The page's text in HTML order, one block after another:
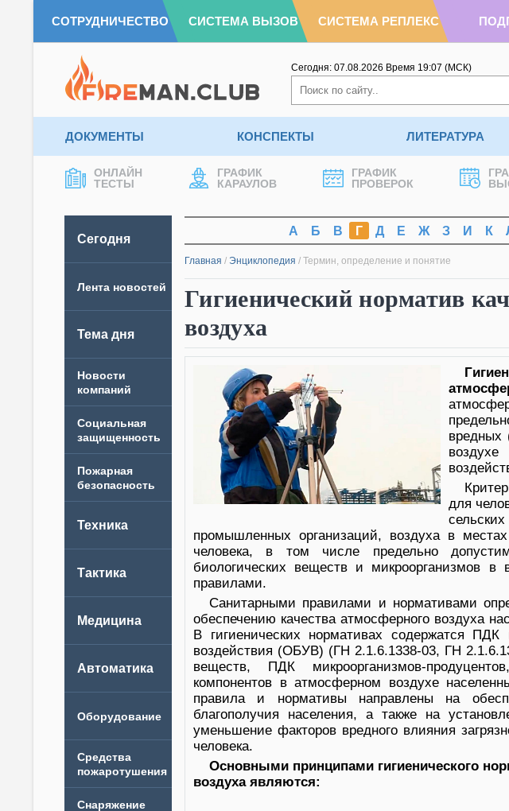
СОТРУДНИЧЕСТВО СИСТЕМА ВЫЗОВ СИСТЕМА РЕПЛЕКС
Сегодня: 07.08.2026 Время 19:07 (МСК)
ДОКУМЕНТЫ КОНСПЕКТЫ ЛИТЕРАТУРА
ОНЛАЙН
ТЕСТЫ
ГРАФИК
КАРАУЛОВ
ГРАФИК
ПРОВЕРОК
Сегодня
Лента новостей
Тема дня
Новости
компаний
А Б В Г Д Е Ж З И К
Главная / Энциклопедия / Термин, определение и понятие
Гигиенический норматив
воздуха
вредных
для
промышленных организаций, воздуха в
человека, в том числе предельно
биологических веществ и микроорганизмов в
правилами.
Санитарными правилами и нормативами
обеспечению качества атмосферного воздуха
В гигиенических нормативах содержатся
воздействия (ОБУВ) (ГН 2.1.6.1338-03, ГН
веществ, ПДК микроорганизмов-
компонентов в атмосферном воздухе
правила и нормативы направлены на
благополучия населения, а также на
уменьшение факторов вредного влияния
человека.
Основными принципами гигиенического
воздуха являются: